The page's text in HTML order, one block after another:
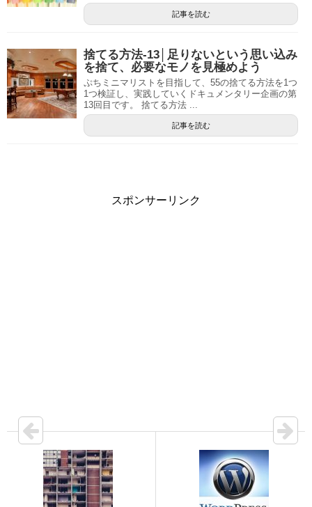
記事を読む
捨てる方法-13│足りないという思い込み
を捨て、必要なモノを見極めよう
ぷちミニマリストを目指して、55の捨てる方法を1つ
1つ検証し、実践していくドキュメンタリー企画の第
13回目です。 捨てる方法 ...
記事を読む
スポンサーリンク